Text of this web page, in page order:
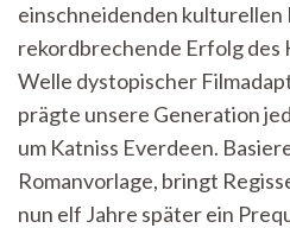
einschneidenden
rekordbrechende Erfolg des
Welle dystopischer
prägte unsere Generation
um Katniss Everdeen.
Romanvorlage, bringt
nun elf Jahre später ein